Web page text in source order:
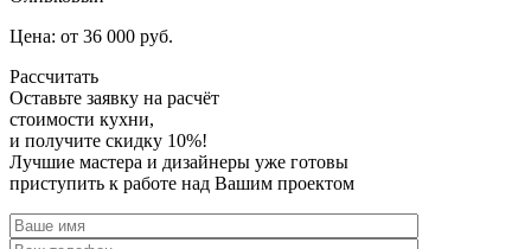
Цена: от 36 000 руб.
Рассчитать
Оставьте заявку на расчёт
стоимости кухни,
и получите скидку 10%!
Лучшие мастера и дизайнеры уже готовы
приступить к работе над Вашим проектом